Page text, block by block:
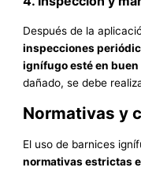
Después de la
inspecciones
ignífugo esté en buen
dañado, se debe
Normativas y
El uso de barnices
normativas estrictas